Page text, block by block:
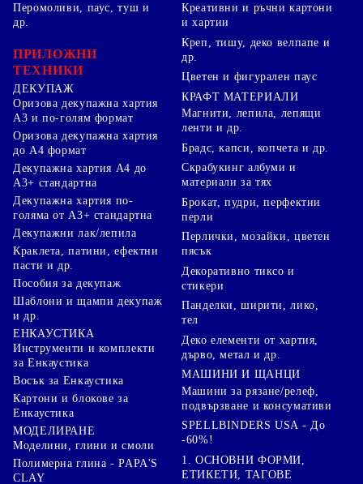
Перомоливи, паус, туш и
др.
ПРИЛОЖНИ
ТЕХНИКИ
ДЕКУПАЖ
Оризова декупажна хартия
А3 и по-голям формат
Оризова декупажна хартия
до А4 формат
Декупажна хартия А4 до
А3+ стандартна
Декупажна хартия по-
голяма от А3+ стандартна
Декупажни лак/лепила
Краклета, патини, ефектни
пасти и др.
Пособия за декупаж
Шаблони и щампи декупаж
и др.
ЕНКАУСТИКА
Инструменти и комплекти
за Енкаустика
Восък за Енкаустика
Картони и блокове за
Енкаустика
МОДЕЛИРАНЕ
Моделини, глини и смоли
Полимерна глина - PAPA'S
CLAY
Креативни и ръчни картони
и хартии
Креп, тишу, деко велпапе и
др.
Цветен и фигурален паус
КРАФТ МАТЕРИАЛИ
Магнити, лепила, лепящи
ленти и др.
Брадс, капси, копчета и др.
Скрабукинг албуми и
материали за тях
Брокат, пудри, перфектни
перли
Перлички, мозайки, цветен
пясък
Декоративно тиксо и
стикери
Панделки, ширити, лико,
тел
Деко елементи от хартия,
дърво, метал и др.
МАШИНИ И ЩАНЦИ
Машини за рязане/релеф,
подвързване и консумативи
SPELLBINDERS USA - До
-60%!
1. ОСНОВНИ ФОРМИ,
ЕТИКЕТИ, ТАГОВЕ